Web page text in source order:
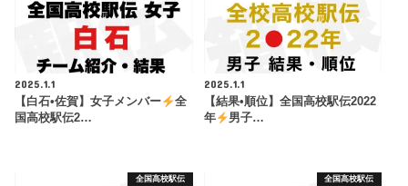
2025.1.1
【白石•佐賀】女子メンバー
全
国高校駅伝2…
2025.1.1
【結果•順位】全国高校駅伝2022
年
男子…
全国高校駅伝 全国高校駅伝